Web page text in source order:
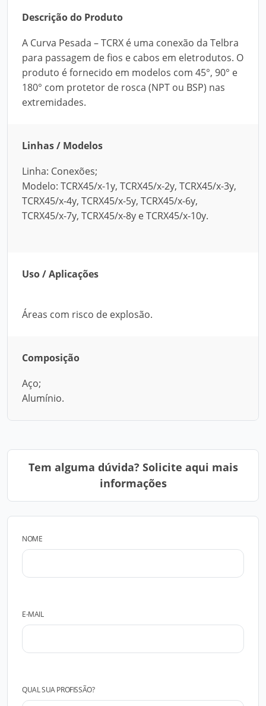
Descrição do Produto
A Curva Pesada – TCRX é uma conexão da Telbra
para passagem de fios e cabos em eletrodutos. O
produto é fornecido em modelos com 45°, 90° e
180° com protetor de rosca (NPT ou BSP) nas
extremidades.
Linhas / Modelos
Linha: Conexões;
Modelo: TCRX45/x-1y, TCRX45/x-2y, TCRX45/x-3y,
TCRX45/x-4y, TCRX45/x-5y, TCRX45/x-6y,
TCRX45/x-7y, TCRX45/x-8y e TCRX45/x-10y.
Uso / Aplicações
Áreas com risco de explosão.
Composição
Aço;
Alumínio.
Tem alguma dúvida? Solicite aqui mais
informações
NOME
E-MAIL
QUAL SUA PROFISSÃO?